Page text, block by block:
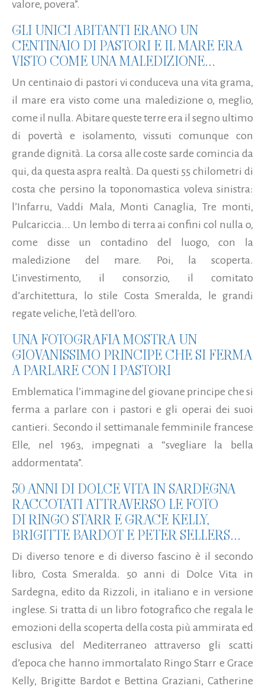
valore, povera”.
GLI UNICI ABITANTI ERANO UN
CENTINAIO DI PASTORI E IL MARE ERA
VISTO COME UNA MALEDIZIONE...
Un centinaio di pastori vi conduceva una vita grama,
il mare era visto come una maledizione o, meglio,
come il nulla. Abitare queste terre era il segno ultimo
di povertà e isolamento, vissuti comunque con
grande dignità. La corsa alle coste sarde comincia da
qui, da questa aspra realtà. Da questi 55 chilometri di
costa che persino la toponomastica voleva sinistra:
l’Infarru, Vaddi Mala, Monti Canaglia, Tre monti,
Pulcariccia... Un lembo di terra ai confini col nulla o,
come disse un contadino del luogo, con la
maledizione del mare. Poi, la scoperta.
L’investimento, il consorzio, il comitato
d’architettura, lo stile Costa Smeralda, le grandi
regate veliche, l’età dell’oro.
UNA FOTOGRAFIA MOSTRA UN
GIOVANISSIMO PRINCIPE CHE SI FERMA
A PARLARE CON I PASTORI
Emblematica l’immagine del giovane principe che si
ferma a parlare con i pastori e gli operai dei suoi
cantieri. Secondo il settimanale femminile francese
Elle, nel 1963, impegnati a “svegliare la bella
addormentata”.
50 ANNI DI DOLCE VITA IN SARDEGNA
RACCOTATI ATTRAVERSO LE FOTO
DI RINGO STARR E GRACE KELLY,
BRIGITTE BARDOT E PETER SELLERS...
Di diverso tenore e di diverso fascino è il secondo
libro, Costa Smeralda. 50 anni di Dolce Vita in
Sardegna, edito da Rizzoli, in italiano e in versione
inglese. Si tratta di un libro fotografico che regala le
emozioni della scoperta della costa più ammirata ed
esclusiva del Mediterraneo attraverso gli scatti
d’epoca che hanno immortalato Ringo Starr e Grace
Kelly, Brigitte Bardot e Bettina Graziani, Catherine